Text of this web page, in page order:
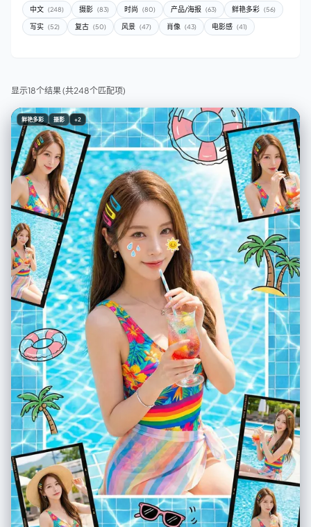
中文 (248) 摄影 (83) 时尚 (80) 产品/海报 (63) 鲜艳多彩 (56)
写实 (52) 复古 (50) 风景 (47) 肖像 (43) 电影感 (41)
显示18个结果(共248个匹配项)
鲜艳多彩 摄影 +2